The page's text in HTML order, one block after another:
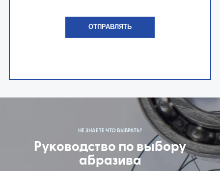
НЕ ЗНАЕТЕ ЧТО ВЫБРАТЬ?
Руководство по выбору
абразива